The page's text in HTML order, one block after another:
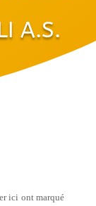
A.S.
ici ont marqué